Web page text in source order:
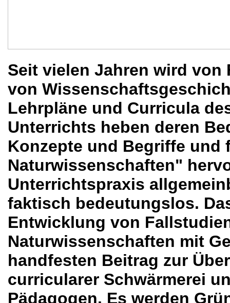
Seit vielen Jahren wird
von
Lehrpläne und Curricula
Unterrichts heben deren
Konzepte und Begriffe und
Naturwissenschaften"
Unterrichtspraxis
faktisch bedeutungslos.
Entwicklung von
Naturwissenschaften mit
handfesten Beitrag zur
curricularer Schwärmerei
Pädagogen. Es werden